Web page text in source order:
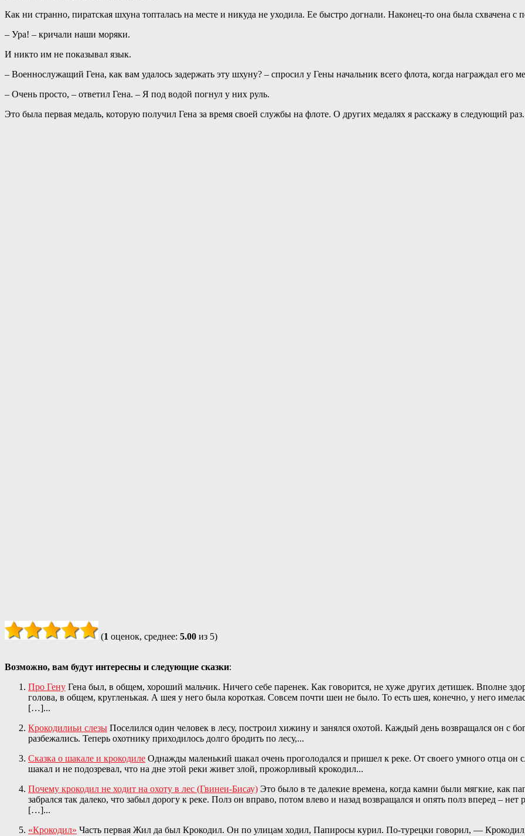
Как ни странно, пиратская шхуна топталась на месте и никуда не уходила. Ее быстро догнали. Наконец-то она была схвачена с
– Ура! – кричали наши моряки.
И никто им не показывал язык.
– Военнослужащий Гена, как вам удалось задержать эту шхуну? – спросил у Гены начальник всего флота, когда награждал его
– Очень просто, – ответил Гена. – Я под водой погнул у них руль.
Это была первая медаль, которую получил Гена за время своей службы на флоте. О других медалях я расскажу в следующий раз.
(1 оценок, среднее: 5.00 из 5)
Возможно, вам будут интересны и следующие сказки:
Про Гену Гена был, в общем, хороший мальчик. Ничего себе паренек. Как говорится, не хуже других детишек. Вполне
голова, в общем, кругленькая. А шея у него была короткая. Совсем почти шеи не было. То есть шея, конечно, у него
[…]...
Крокодилиьи слезы Поселился один человек в лесу, построил хижину и занялся охотой. Каждый день возвращался он с
разбежались. Теперь охотнику приходилось долго бродить по лесу,...
Сказка о шакале и крокодиле Однажды маленький шакал очень проголодался и пришел к реке. От своего умного отца он
шакал и не подозревал, что на дне этой реки живет злой, прожорливый крокодил...
Почему крокодил не ходит на охоту в лес (Гвинеи-Бисау) Это было в те далекие времена, когда камни были мягкие, как
забрался так далеко, что забыл дорогу к реке. Полз он вправо, потом влево и назад возвращался и опять полз вперед –
[…]...
«Крокодил» Часть первая Жил да был Крокодил. Он по улицам ходил, Папиросы курил. По-турецки говорил, —